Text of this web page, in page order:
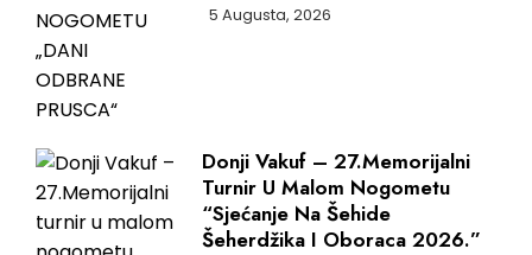
5 Augusta, 2026
Donji Vakuf – 27.Memorijalni
Turnir U Malom Nogometu
“Sjećanje Na Šehide
Šeherdžika I Oboraca 2026.”